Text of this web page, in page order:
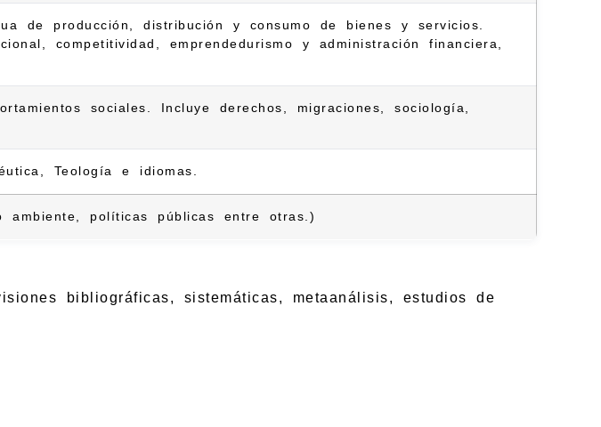
de producción, distribución y consumo de bienes y servicios.
competitividad, emprendedurismo y administración financiera,
sociales. Incluye derechos, migraciones, sociología,
Teología e idiomas.
ambiente, políticas públicas entre otras.)
bibliográficas, sistemáticas, metaanálisis, estudios de